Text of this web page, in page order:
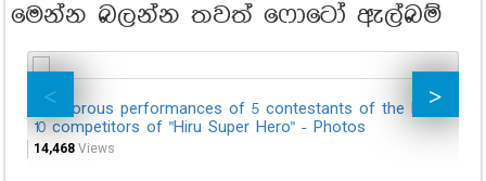
මෙන්න බලන්න තවත් ෆොටෝ ඇල්බම්
Glamorous performances of 5 contestants of the last
10 competitors of "Hiru Super Hero" - Photos
14,468 Views